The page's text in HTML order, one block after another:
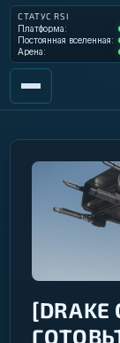
СТАТУС RSI
Платформа:
Платформа: Operational
Постоянная вселенная:
Постоянная вселенная:
Арена:
Арена: Operational
ИНСТРУМЕНТЫ
РАЗРАБОТКА
ИНСТРУКЦИИ
[DRAKE